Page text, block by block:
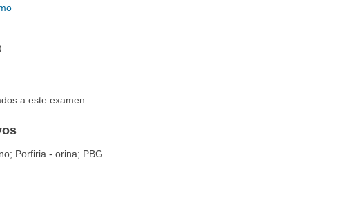
a este examen.
Porfiria - orina; PBG